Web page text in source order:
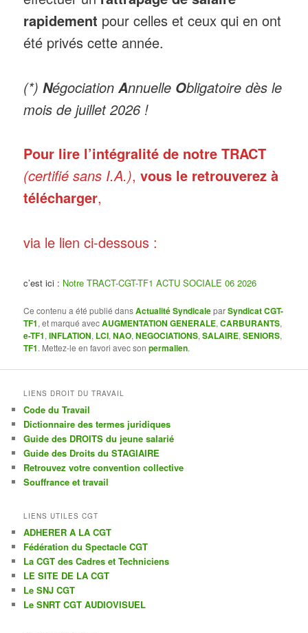
rapidement pour celles et ceux qui en ont
été privés cette année.
(*)NégociationAnnuelle Obligatoire dès le
mois de juillet 2026 !
Pour lire l’intégralité de notre TRACT
(certifié sans I.A.),vous le retrouverez à
télécharger,
via le lien ci-dessous :
c’est ici : Notre TRACT-CGT-TF1 ACTU SOCIALE 06 2026
Ce contenu a été publié dansActualité SyndicaleparSyndicat CGT-
TF1, et marqué avecAUGMENTATION GENERALE,CARBURANTS,
e-TF1,INFLATION, LCI,NAO,NEGOCIATIONS,SALAIRE,SENIORS,
TF1. Mettez-le en favori avec sonpermalien.
LIENS DROIT DU TRAVAIL
Code du Travail
Dictionnaire des termes juridiques
Guide des DROITS du jeune salarié
Guide des Droits du STAGIAIRE
Retrouvez votre convention collective
Souffrance et travail
LIENS UTILES CGT
ADHERER A LA CGT
Fédération du Spectacle CGT
La CGT des Cadres et Techniciens
LE SITE DE LA CGT
Le SNJ CGT
Le SNRT CGT AUDIOVISUEL